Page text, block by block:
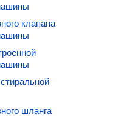
клапана
шланга